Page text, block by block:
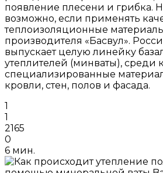
появление плесени и грибка.
возможно, если применять
теплоизоляционные
производителя «Басвул».
выпускает целую линейку
утеплителей (минваты), среди
специализированные
кровли, стен, полов и фасада.
1
1
2165
0
6 мин.